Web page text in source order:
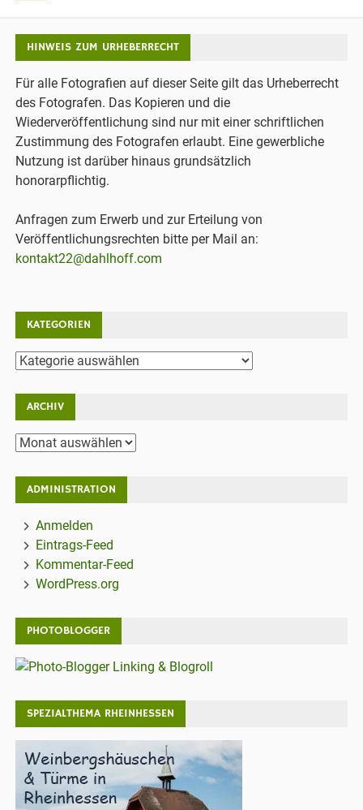
HINWEIS ZUM URHEBERRECHT
Für alle Fotografien auf dieser Seite gilt das Urheberrecht
des Fotografen. Das Kopieren und die
Wiederveröffentlichung sind nur mit einer schriftlichen
Zustimmung des Fotografen erlaubt. Eine gewerbliche
Nutzung ist darüber hinaus grundsätzlich
honorarpflichtig.
Anfragen zum Erwerb und zur Erteilung von
Veröffentlichungsrechten bitte per Mail an:
kontakt22@dahlhoff.com
KATEGORIEN
Kategorien
ARCHIV
Archiv
ADMINISTRATION
Anmelden
Eintrags-Feed
Kommentar-Feed
WordPress.org
PHOTOBLOGGER
SPEZIALTHEMA RHEINHESSEN